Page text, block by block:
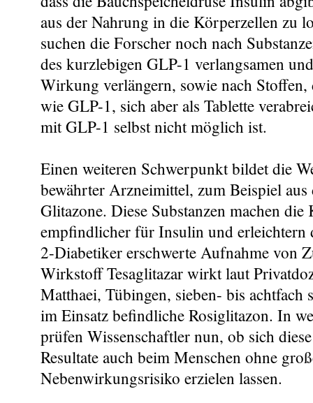
aus der Nahrung in die Körperzellen zu
suchen die Forscher noch nach
des kurzlebigen GLP-1 verlangsamen
Wirkung verlängern, sowie nach
wie GLP-1, sich aber als Tablette
mit GLP-1 selbst nicht möglich ist.
Einen weiteren Schwerpunkt bildet die
bewährter Arzneimittel, zum Beispiel
Glitazone. Diese Substanzen machen die
empfindlicher für Insulin und erleichtern
2-Diabetiker erschwerte Aufnahme von
Wirkstoff Tesaglitazar wirkt laut
Matthaei, Tübingen, sieben- bis achtfach
im Einsatz befindliche Rosiglitazon. In
prüfen Wissenschaftler nun, ob sich
Resultate auch beim Menschen ohne
Nebenwirkungsrisiko erzielen lassen.